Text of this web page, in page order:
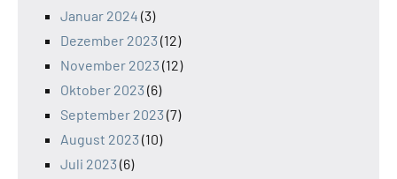
Januar 2024 (3)
Dezember 2023(12)
November 2023(12)
Oktober 2023(6)
September 2023(7)
August 2023(10)
Juli 2023(6)